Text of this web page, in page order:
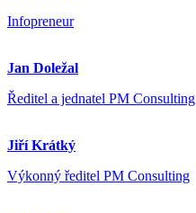
Infopreneur
Jan Doležal
Ředitel a jednatel PM Consulting
Jiří Krátký
Výkonný ředitel PM Consulting